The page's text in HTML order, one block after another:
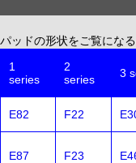
パッドの形状をご覧にな
1
series
2
series
3
E82 F22
E87 F23